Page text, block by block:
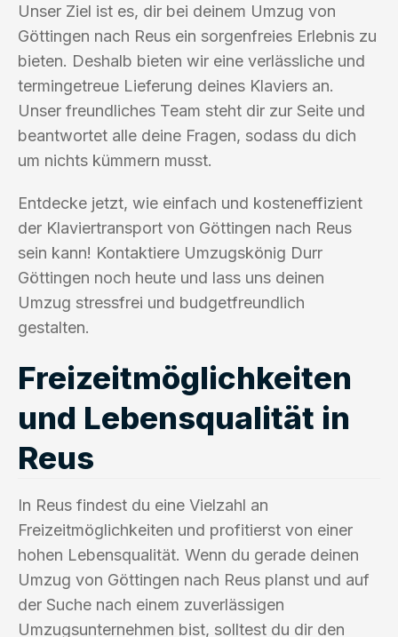
Unser Ziel ist es, dir bei deinem Umzug von
Göttingen nach Reus ein sorgenfreies Erlebnis zu
bieten. Deshalb bieten wir eine verlässliche und
termingetreue Lieferung deines Klaviers an.
Unser freundliches Team steht dir zur Seite und
beantwortet alle deine Fragen, sodass du dich
um nichts kümmern musst.
Entdecke jetzt, wie einfach und kosteneffizient
der Klaviertransport von Göttingen nach Reus
sein kann! Kontaktiere Umzugskönig Durr
Göttingen noch heute und lass uns deinen
Umzug stressfrei und budgetfreundlich
gestalten.
Freizeitmöglichkeiten
und Lebensqualität in
Reus
In Reus findest du eine Vielzahl an
Freizeitmöglichkeiten und profitierst von einer
hohen Lebensqualität. Wenn du gerade deinen
Umzug von Göttingen nach Reus planst und auf
der Suche nach einem zuverlässigen
Umzugsunternehmen bist, solltest du dir den